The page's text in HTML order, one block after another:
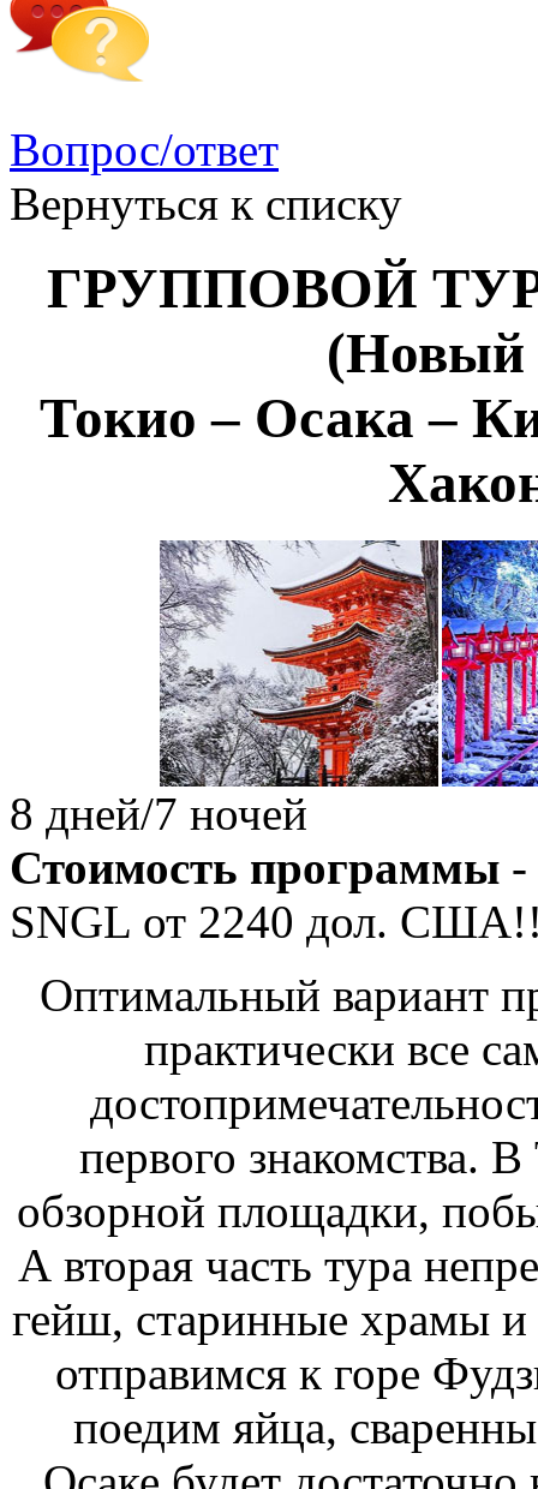
Вопрос/ответ
Вернуться к списку
ГРУППОВОЙ ТУР
(Новый
Токио – Осака –
8 дней/7 ночей
Стоимость программы -
SNGL от 2240 дол.
Оптимальный вариант
практически все
первого знакомства.
обзорной площадки,
А вторая часть тура
гейш, старинные храмы
отправимся к горе
поедим яйца,